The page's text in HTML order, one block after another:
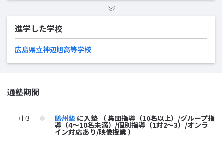
進学した学校
広島県立神辺旭高等学校
通塾期間
中3 鷗州塾 に入塾 （ 集団指導（10名以上）/グループ指
導（4～10名未満）/個別指導（1対2～3）/オンラ
イン対応あり/映像授業 ）